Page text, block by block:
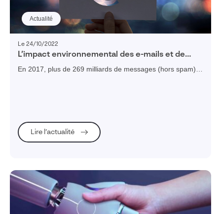
Actualité
Le 24/10/2022
L’impact environnemental des e-mails et de
l’envoi de fichiers lourds
En 2017, plus de 269 milliards de messages (hors spam)
Lire l’actualité